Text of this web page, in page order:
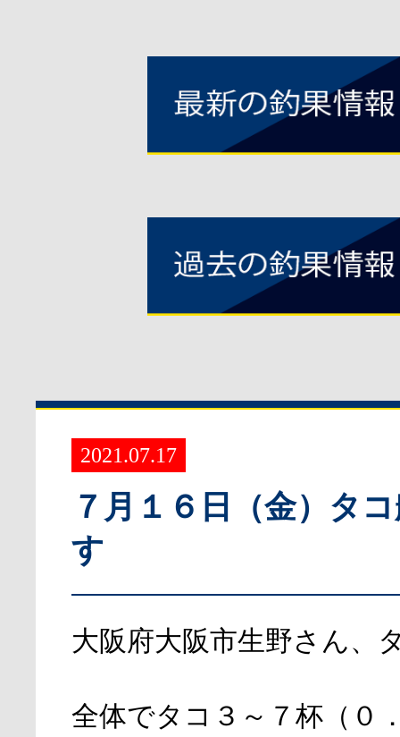
2021.07.17
７月１６日（金）タ
す
大阪府大阪市生野さん、
全体でタコ３～７杯（０